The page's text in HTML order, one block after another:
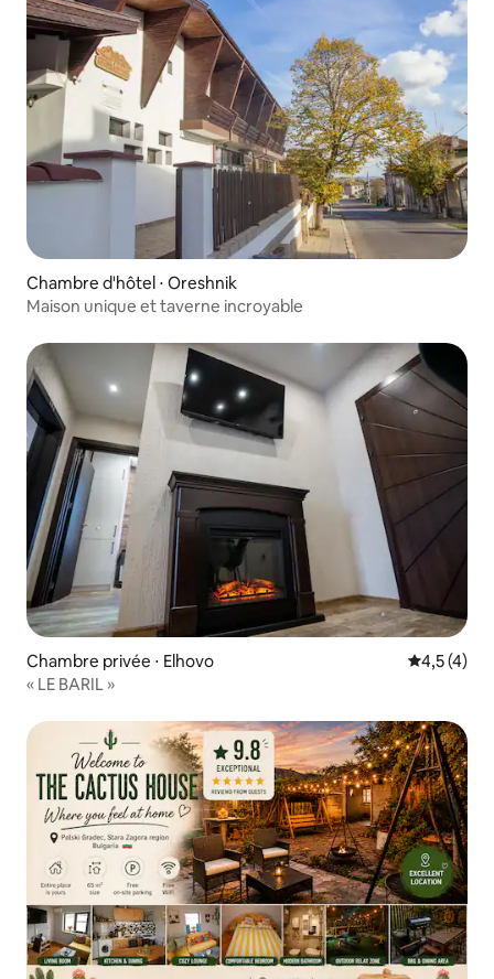
Chambre d'hôtel ⋅ Oreshnik
Maison unique et taverne incroyable
Chambre privée ⋅ Elhovo Évaluation
4,5 (4)
« LE BARIL »